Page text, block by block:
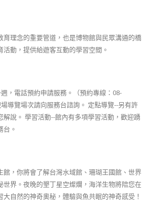
育理念的重要管道，也是博物館與民眾溝通的橋
動，提供給遊客互動的學習空間。
，電話預約申請服務。（預約專線：08-
導覽場次請向服務台諮詢。 定點導覽--另有許
解說。 學習活動--館內有多項學習活動，歡迎踴
台。
館，你將會了解台灣水域館、珊瑚王國館、世界
世界。夜晚的墾丁星空燦爛，海洋生物將陪您在
自然的神奇奧秘，體驗與魚共眠的神奇感受！